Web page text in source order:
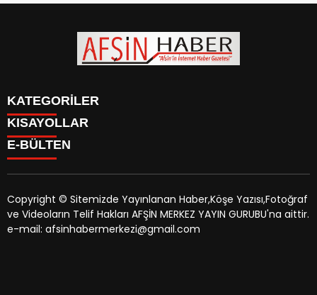
KATEGORİLER
SİYASET
EĞİTİM
MAGAZİN
MANŞETLER
ÖZEL HABER
KISAYOLLAR
SİYASET
EĞİTİM
KÜLTÜR SANAT
MAGAZİN
MANŞETLER
E-BÜLTEN
afsinhaber.com e-bültenine abone olarak, tarafınıza haber,
duyuru ve kampanya içerikli e-postaların gönderilmesini
Copyright © Sitemizde Yayınlanan Haber,Köşe Yazısı,Fotoğraf
ve Videoların Telif Hakları AFŞİN MERKEZ YAYIN GURUBU'na aittir.
e-mail: afsinhabermerkezi@gmail.com